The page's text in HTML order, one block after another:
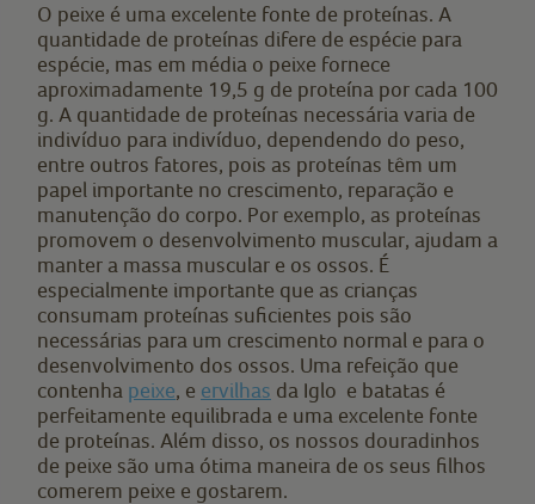
O peixe é uma excelente fonte de proteínas. A
quantidade de proteínas difere de espécie para
espécie, mas em média o peixe fornece
aproximadamente 19,5 g de proteína por cada 100
g. A quantidade de proteínas necessária varia de
indivíduo para indivíduo, dependendo do peso,
entre outros fatores, pois as proteínas têm um
papel importante no crescimento, reparação e
manutenção do corpo. Por exemplo, as proteínas
promovem o desenvolvimento muscular, ajudam a
manter a massa muscular e os ossos. É
especialmente importante que as crianças
consumam proteínas suficientes pois são
necessárias para um crescimento normal e para o
desenvolvimento dos ossos. Uma refeição que
contenha peixe, e ervilhas da Iglo e batatas é
perfeitamente equilibrada e uma excelente fonte
de proteínas. Além disso, os nossos douradinhos
de peixe são uma ótima maneira de os seus filhos
comerem peixe e gostarem.